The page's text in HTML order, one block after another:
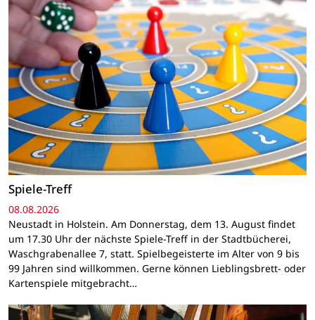
Spiele-Treff
08.08.2026
Neustadt in Holstein. Am Donnerstag, dem 13. August findet
um 17.30 Uhr der nächste Spiele-Treff in der Stadtbücherei,
Waschgrabenallee 7, statt. Spielbegeisterte im Alter von 9 bis
99 Jahren sind willkommen. Gerne können Lieblingsbrett- oder
Kartenspiele mitgebracht…